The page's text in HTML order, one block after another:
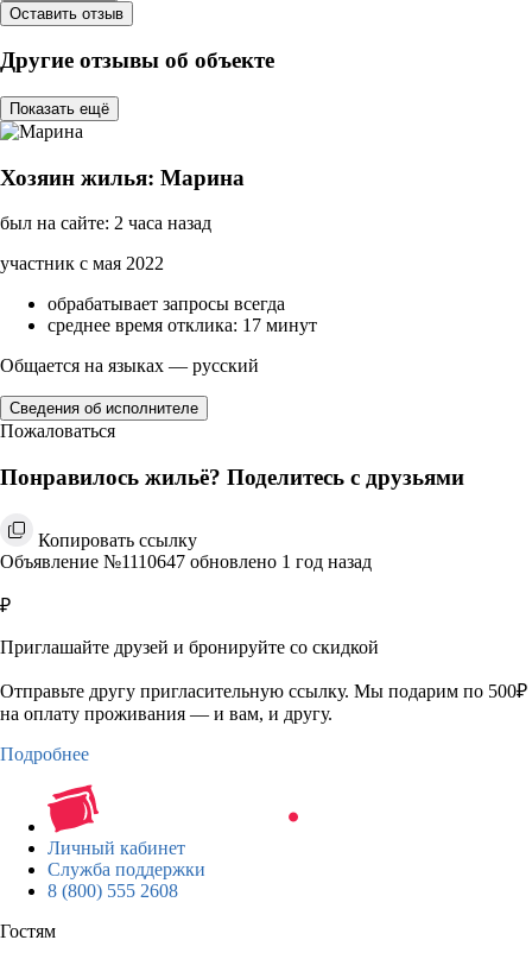
Оставить отзыв
Другие отзывы об объекте
Показать ещё
Хозяин жилья: Марина
был на сайте: 2 часа назад
участник с мая 2022
обрабатывает запросы всегда
среднее время отклика: 17 минут
Общается на языках — русский
Сведения об исполнителе
Пожаловаться
Понравилось жильё? Поделитесь с друзьями
Копировать ссылку
Объявление №1110647 обновлено 1 год назад
₽
Приглашайте друзей и бронируйте со скидкой
Отправьте другу пригласительную ссылку. Мы подарим по 500₽
на оплату проживания — и вам, и другу.
Подробнее
Личный кабинет
Служба поддержки
8 (800) 555 2608
Гостям